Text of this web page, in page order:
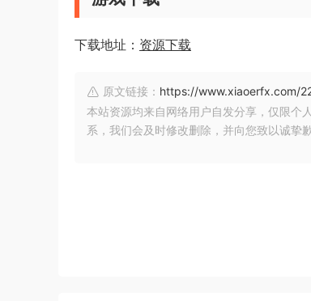
下载地址： 资源下载
原文链接： https://www.xiaoerfx.com/
本站资源均来自网络用户自发分享，仅限个
系，我们会及时修改删除，并向您致以诚挚